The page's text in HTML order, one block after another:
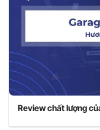
Review chất lượng